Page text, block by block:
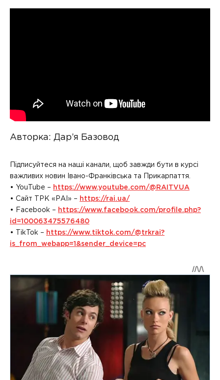
Авторка: Дар’я Базовод
Підписуйтеся на наші канали, щоб завжди бути в курсі
важливих новин Івано-Франківська та Прикарпаття.
• YouTube – https://www.youtube.com/@RAITVUA
• Сайт ТРК «РАІ» – https://rai.ua/
• Facebook – https://www.facebook.com/profile.php?
id=100063475576480
• TikTok – https://www.tiktok.com/@trkrai?
is_from_webapp=1&sender_device=pc